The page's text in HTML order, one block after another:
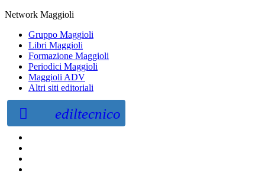
Network Maggioli
Gruppo Maggioli
Libri Maggioli
Formazione Maggioli
Periodici Maggioli
Maggioli ADV
Altri siti editoriali
ediltecnico